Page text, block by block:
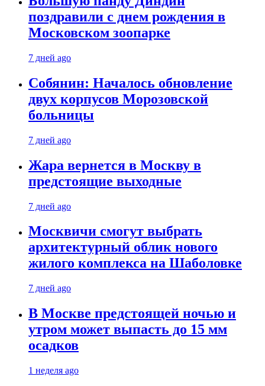
поздравили с днем рождения в
Московском зоопарке
7 дней ago
Собянин: Началось обновление
двух корпусов Морозовской
больницы
7 дней ago
Жара вернется в Москву в
предстоящие выходные
7 дней ago
Москвичи смогут выбрать
архитектурный облик нового
жилого комплекса на Шаболовке
7 дней ago
В Москве предстоящей ночью и
утром может выпасть до 15 мм
осадков
1 неделя ago